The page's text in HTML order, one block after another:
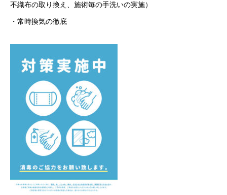
不織布の取り換え、施術毎の手洗いの実施）
・常時換気の徹底